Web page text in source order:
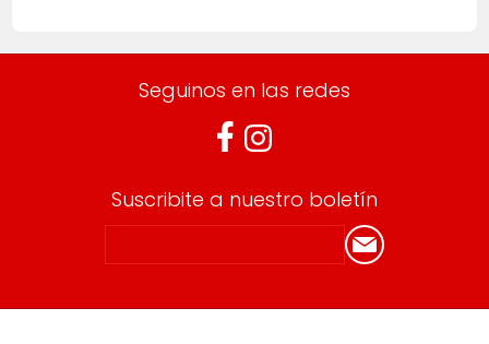
Seguinos en las redes
Suscribite a nuestro boletín